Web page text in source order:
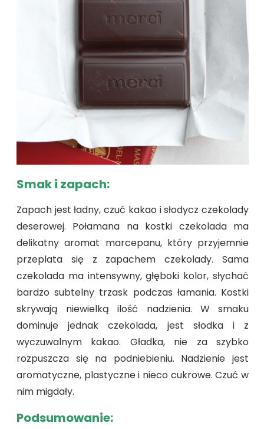
Smak i zapach:
Zapach jest ładny, czuć kakao i słodycz czekolady
deserowej. Połamana na kostki czekolada ma
delikatny aromat marcepanu, który przyjemnie
przeplata się z zapachem czekolady. Sama
czekolada ma intensywny, głęboki kolor, słychać
bardzo subtelny trzask podczas łamania. Kostki
skrywają niewielką ilość nadzienia. W smaku
dominuje jednak czekolada, jest słodka i z
wyczuwalnym kakao. Gładka, nie za szybko
rozpuszcza się na podniebieniu. Nadzienie jest
aromatyczne, plastyczne i nieco cukrowe. Czuć w
nim migdały.
Podsumowanie: